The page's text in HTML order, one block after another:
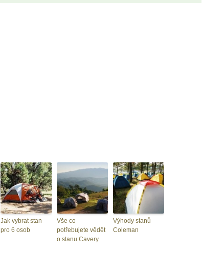
Jak vybrat stan
pro 6 osob
Vše co
potřebujete vědět
o stanu Cavery
Výhody stanů
Coleman